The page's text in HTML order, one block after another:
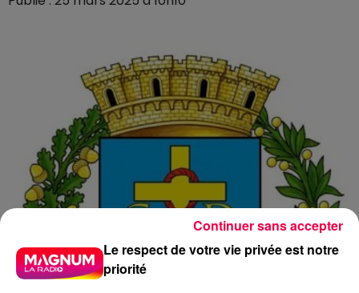
Le respect de votre vie privée est notre
priorité
Continuer sans accepter